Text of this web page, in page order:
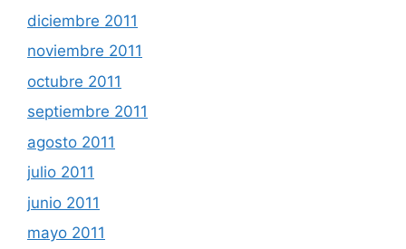
diciembre 2011
noviembre 2011
octubre 2011
septiembre 2011
agosto 2011
julio 2011
junio 2011
mayo 2011